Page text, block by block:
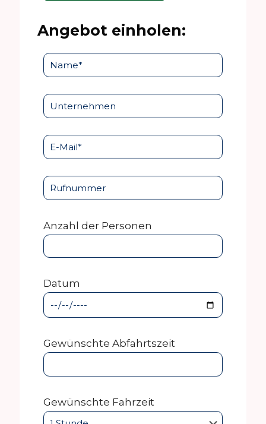
Angebot einholen:
Anzahl der Personen
Datum
Gewünschte Abfahrtszeit
Gewünschte Fahrzeit